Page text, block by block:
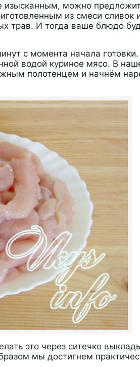
изысканным, можно
из смеси сливок
трав. И тогда ваше блюдо
с момента начала готовки.
водой куриное мясо. В
полотенцем и начнём
это через ситечко
мы достигнем